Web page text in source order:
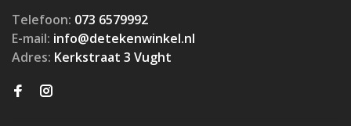
Telefoon: 073 6579992
E-mail: info@detekenwinkel.nl
Adres: Kerkstraat 3 Vught